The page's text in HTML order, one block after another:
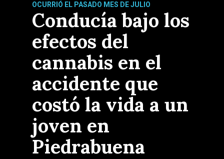
OCURRIÓ EL PASADO MES DE JULIO
Conducía bajo los
efectos del
cannabis en el
accidente que
costó la vida a un
joven en
Piedrabuena